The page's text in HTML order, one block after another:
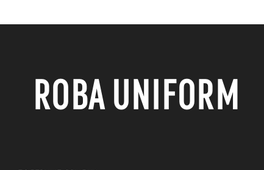
ROBA UNIFORM